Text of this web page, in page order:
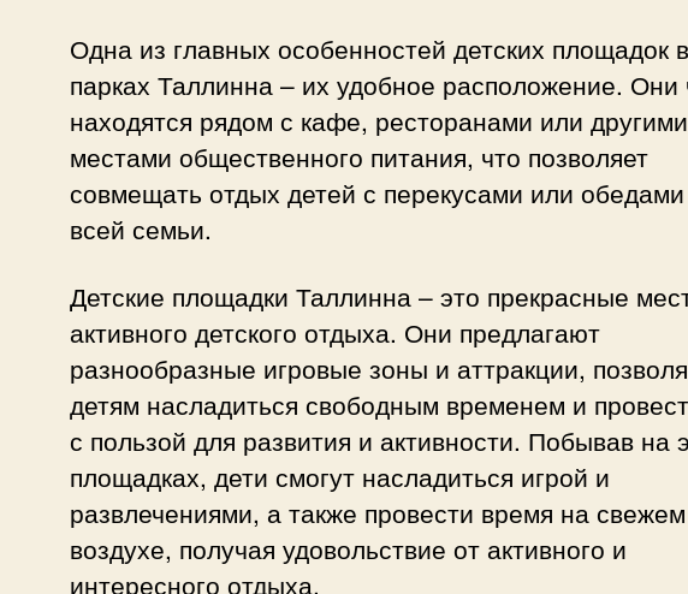
Одна из главных особенностей детских площадок в
парках Таллинна – их удобное расположение. Они
находятся рядом с кафе, ресторанами или другими
местами общественного питания, что позволяет
совмещать отдых детей с перекусами или
всей семьи.
Детские площадки Таллинна – это прекрасные
активного детского отдыха. Они предлагают
разнообразные игровые зоны и аттракции,
детям насладиться свободным временем и
с пользой для развития и активности. Побывав на
площадках, дети смогут насладиться игрой и
развлечениями, а также провести время на свежем
воздухе, получая удовольствие от активного и
интересного отдыха.